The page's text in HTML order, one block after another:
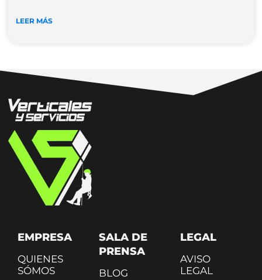
LEER MÁS
EMPRESA
QUIENES
SÓMOS
SALA DE
PRENSA
BLOG
LEGAL
AVISO
LEGAL